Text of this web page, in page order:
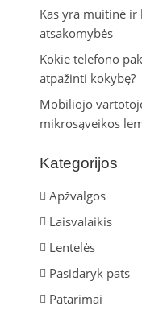
Kas yra muitinė
atsakomybės
Kokie telefono
atpažinti kokybę?
Mobiliojo
mikrosąveikos
Kategorijos
Apžvalgos
Laisvalaikis
Lentelės
Pasidaryk pats
Patarimai